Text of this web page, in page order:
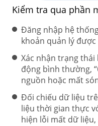
Kiểm tra qua phần
Đăng nhập hệ
khoản quản lý được
Xác nhận trạng thái
động bình thường,
nguồn hoặc mất
Đối chiếu dữ liệu
liệu thời gian thực
hiện lỗi mất dữ